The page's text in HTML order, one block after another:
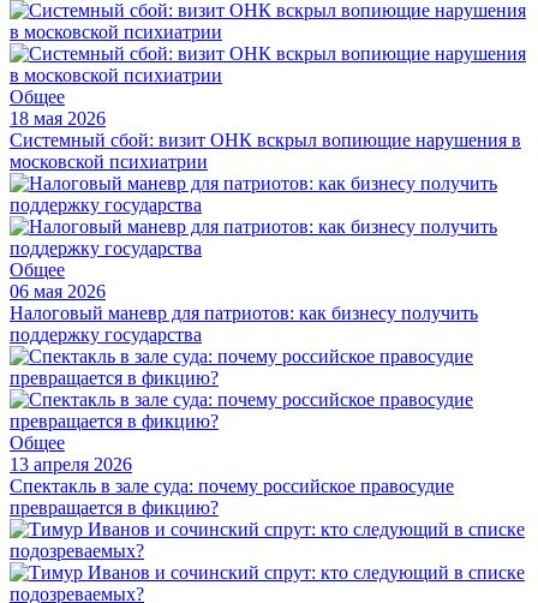
Общее
18 мая 2026
Системный сбой: визит ОНК вскрыл вопиющие нарушения в
московской психиатрии
Общее
06 мая 2026
Налоговый маневр для патриотов: как бизнесу получить
поддержку государства
Общее
13 апреля 2026
Спектакль в зале суда: почему российское правосудие
превращается в фикцию?